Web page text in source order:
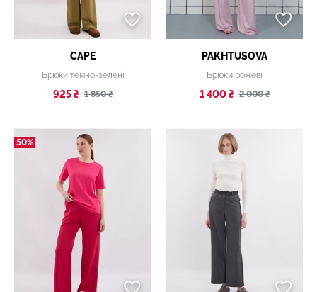
CAPE
Брюки темно-зелені
925 ₴ 1 850 ₴
PAKHTUSOVA
Брюки рожеві
1 400 ₴ 2 000 ₴
50%